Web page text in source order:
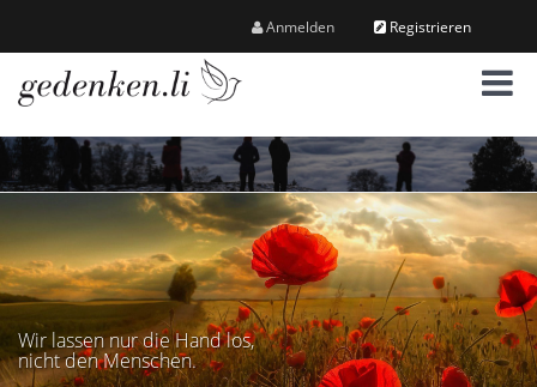
Anmelden Registrieren
M
e
n
ü
Wir lassen nur die Hand los,
nicht den Menschen.